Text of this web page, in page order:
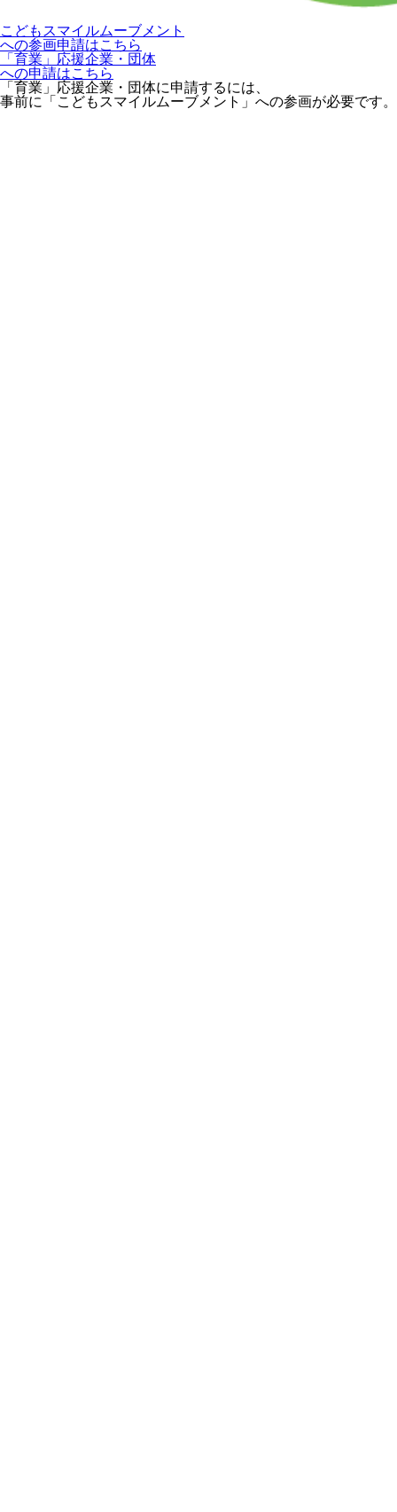
こどもスマイルムーブメント
への参画申請はこちら
「育業」応援企業・団体
への申請はこちら
「育業」応援企業・団体に申請するには、
事前に「こどもスマイルムーブメント」への参画が必要です。